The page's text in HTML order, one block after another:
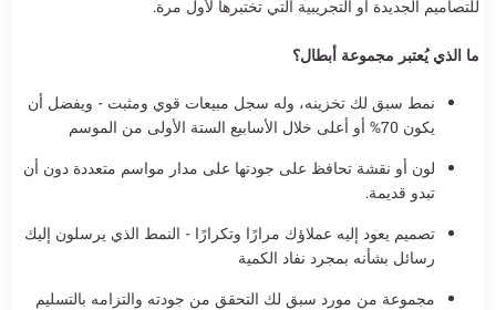
للتصاميم الجديدة أو التجريبية التي تختبرها لأول مرة.
ما الذي يُعتبر مجموعة أبطال؟
نمط سبق لك تخزينه، وله سجل مبيعات قوي ومثبت - ويفضل أن
يكون 70% أو أعلى خلال الأسابيع الستة الأولى من الموسم
لون أو نقشة تحافظ على جودتها على مدار مواسم متعددة دون أن
تبدو قديمة.
تصميم يعود إليه عملاؤك مرارًا وتكرارًا - النمط الذي يرسلون إليك
رسائل بشأنه بمجرد نفاد الكمية
مجموعة من مورد سبق لك التحقق من جودته والتزامه بالتسليم